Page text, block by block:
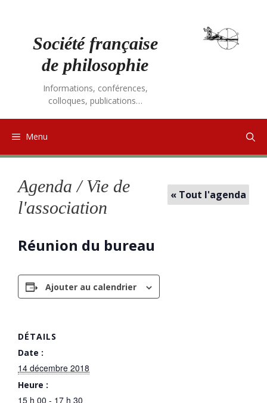
Société française
de philosophie
Informations, conférences,
colloques, publications…
Menu
« Tout l'agenda
Agenda / Vie de
l'association
Réunion du bureau
DÉTAILS
Date :
14 décembre 2018
Heure :
15 h 00 - 17 h 30
Ajouter au calendrier